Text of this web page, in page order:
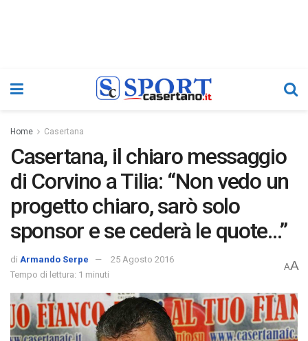
Home Casertana
Casertana, il chiaro messaggio
di Corvino a Tilia: “Non vedo un
progetto chiaro, sarò solo
sponsor e se cederà le quote…”
di Armando Serpe
25 Agosto 2016
Tempo di lettura: 1 minuti
AA